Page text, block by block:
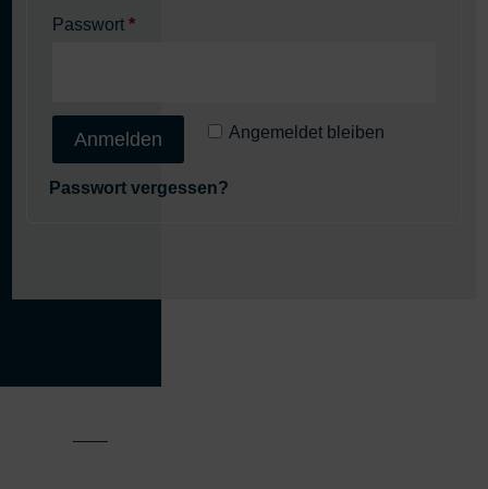
Passwort *Erforderlich
Angemeldet bleiben
Anmelden
Passwort vergessen?